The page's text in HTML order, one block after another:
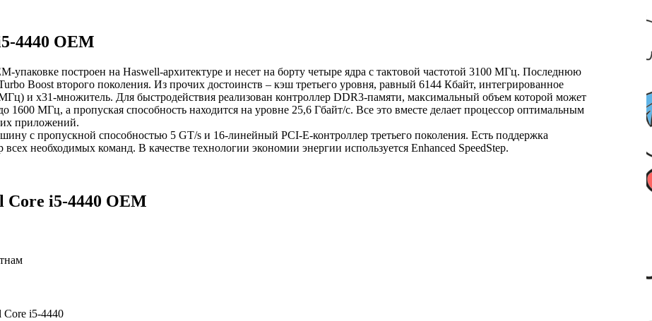
4440 OEM
упаковке построен на Haswell-архитектуре и несет на борту четыре ядра с тактовой частотой 3100 МГц. Последнюю
Boost второго поколения. Из прочих достоинств – кэш третьего уровня, равный 6144 Кбайт, интегрированное
и x31-множитель. Для быстродействия реализован контроллер DDR3-памяти, максимальный объем которой может
1600 МГц, а пропуская способность находится на уровне 25,6 Гбайт/с. Все это вместе делает процессор оптимальным
приложений.
с пропускной способностью 5 GT/s и 16-линейный PCI-E-контроллер третьего поколения. Есть поддержка
необходимых команд. В качестве технологии экономии энергии используется Enhanced SpeedStep.
Core i5-4440 OEM
Core i5-4440